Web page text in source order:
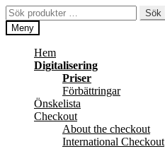
Hoppa
till
navigering
Hoppa
till
innehåll
Sök
efter:
Sök
Meny
Hem
Digitalisering
Priser
Förbättringar
Önskelista
Checkout
About the checkout
International Checkout